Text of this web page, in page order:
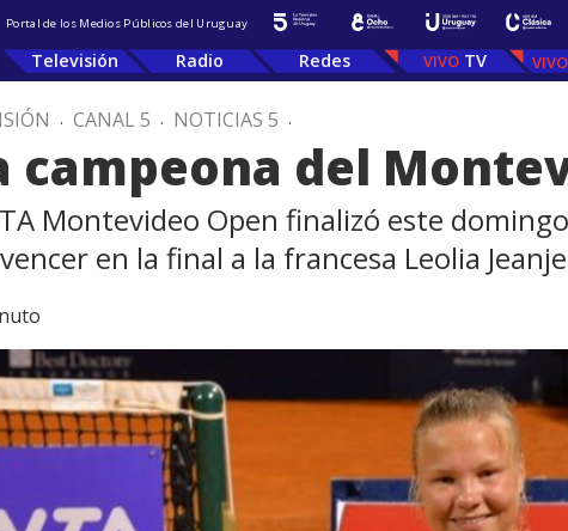
Portal de los Medios Públicos del Uruguay
Televisión Radio Redes TV
. CANAL 5 . NOTICIAS 5 .
campeona del
Montevideo Open finalizó este
en la final a la francesa Leolia